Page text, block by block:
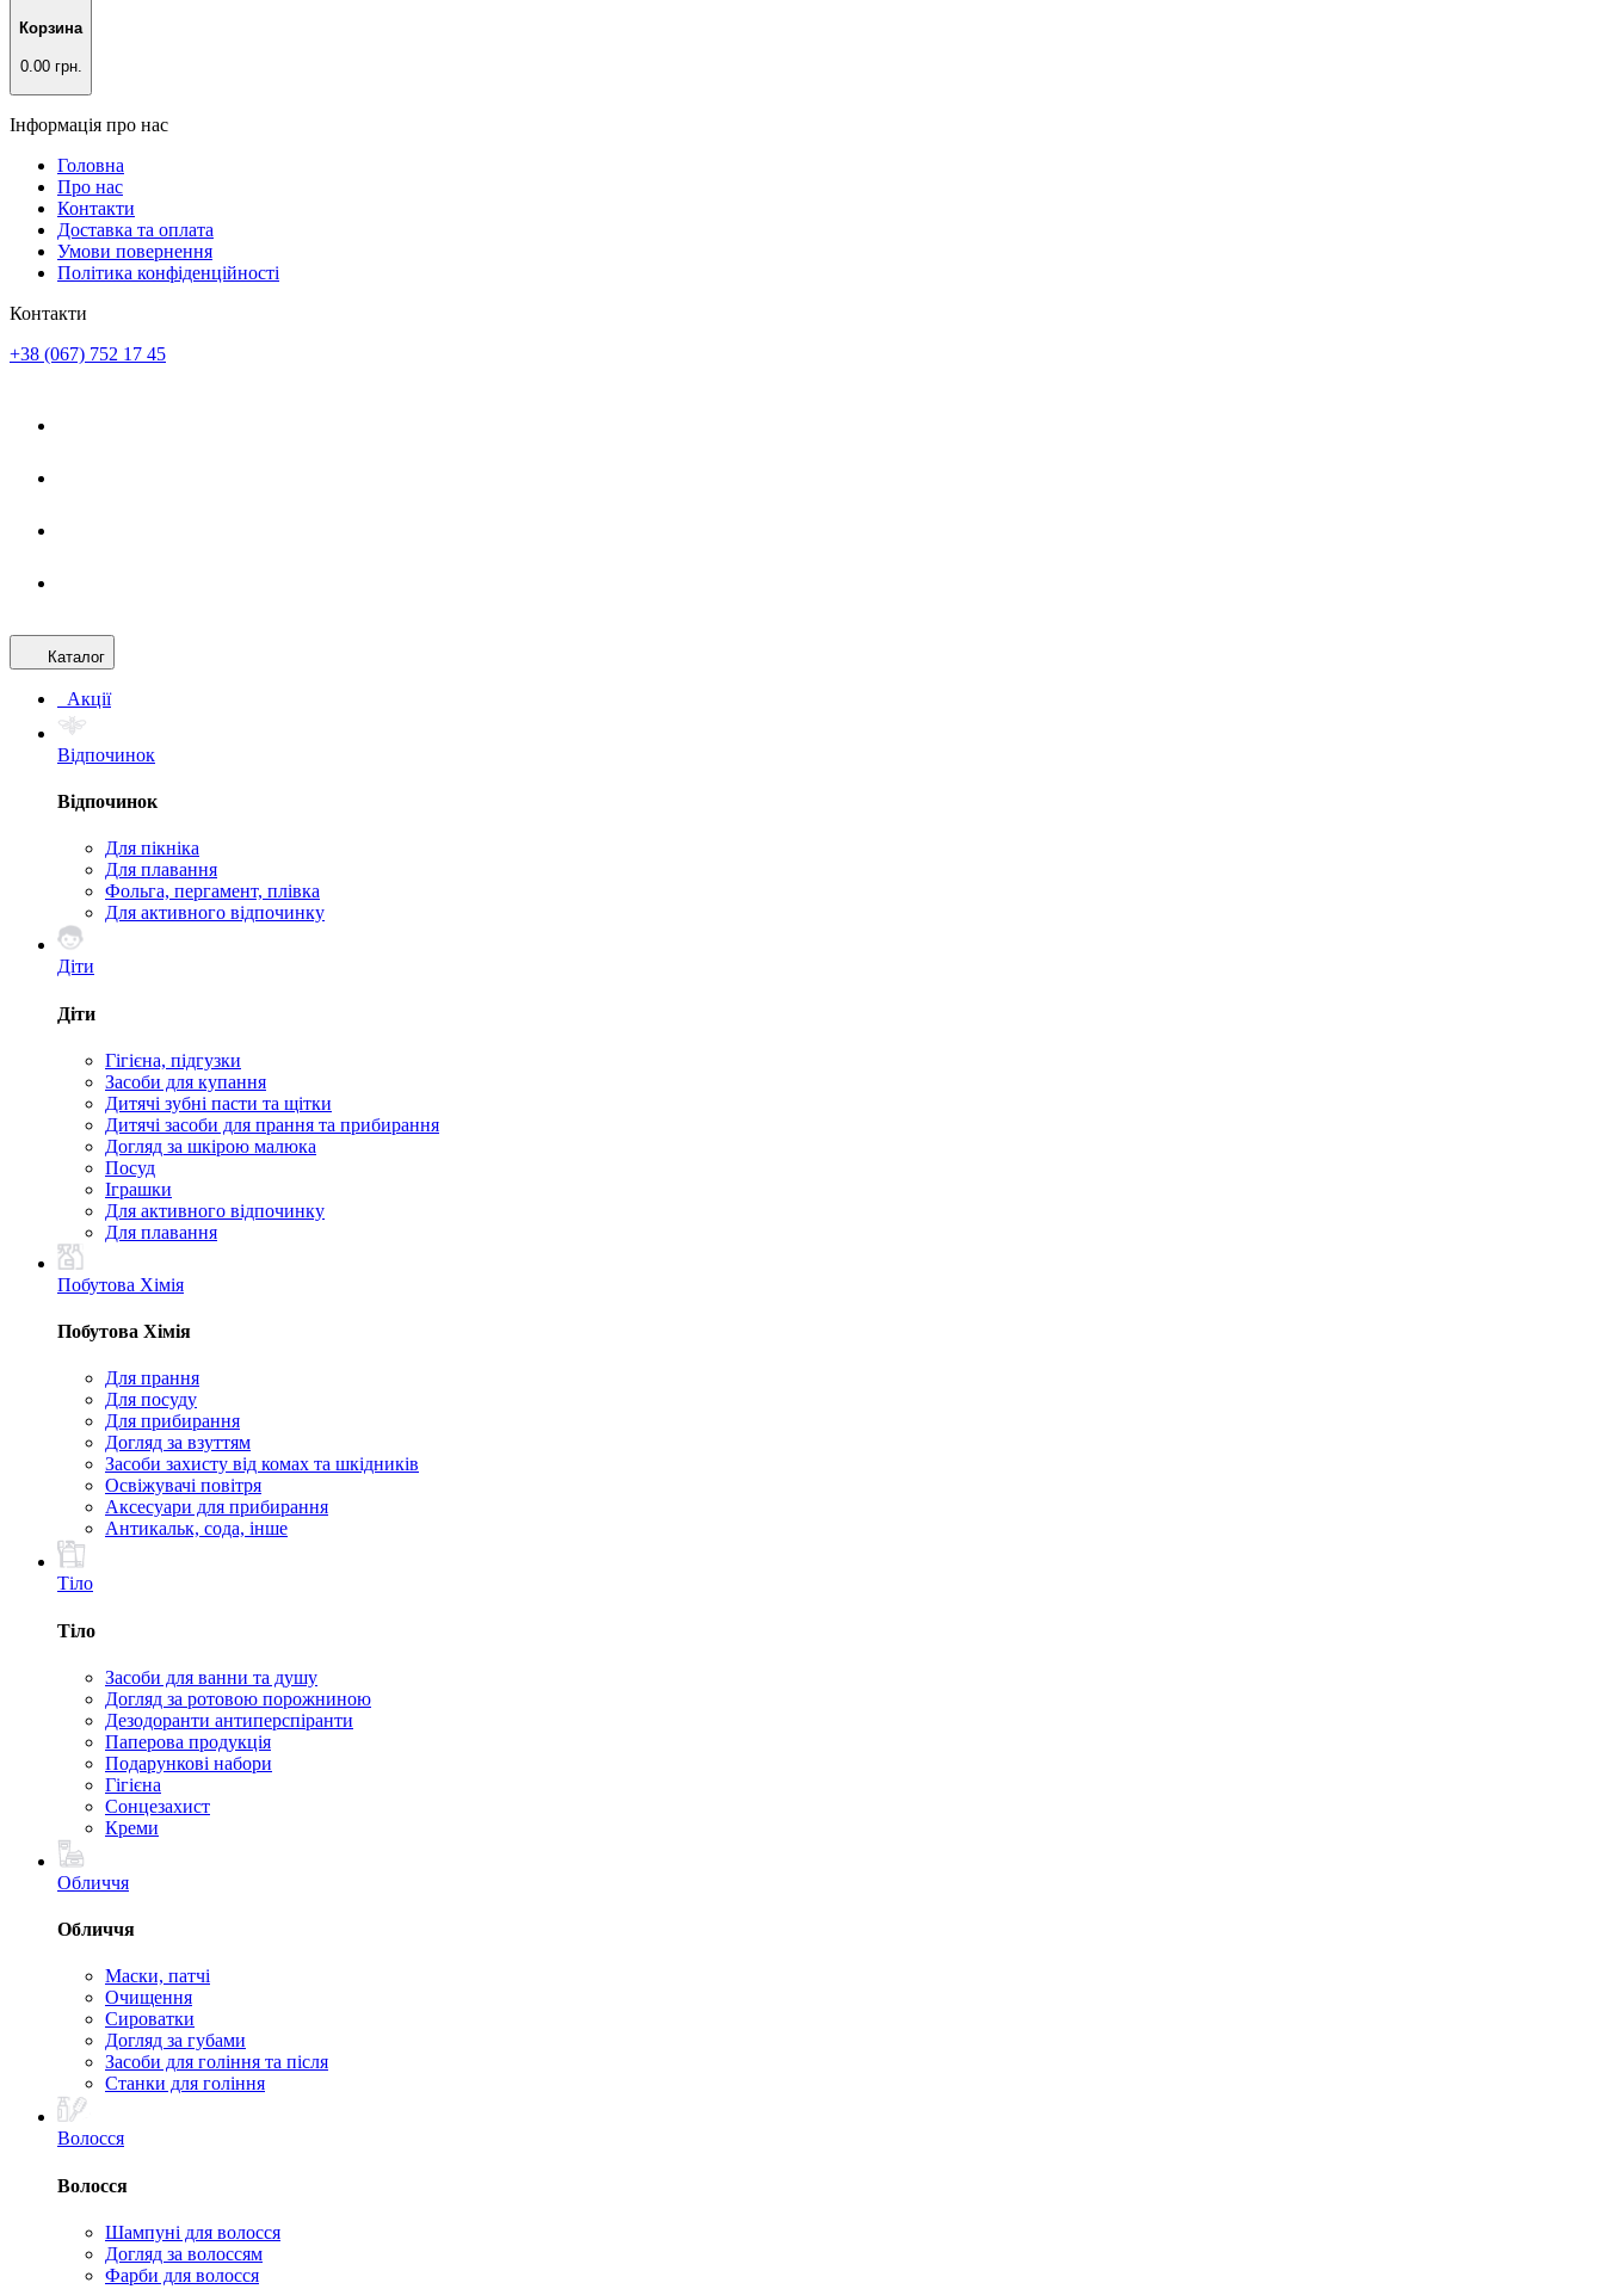
Корзина
0.00 грн.
Інформація про нас
Головна
Про нас
Контакти
Доставка та оплата
Умови повернення
Політика конфіденційності
Контакти
+38 (067) 752 17 45
Каталог
Акції
Відпочинок
Відпочинок
Для пікніка
Для плавання
Фольга, пергамент, плівка
Для активного відпочинку
Діти
Діти
Гігієна, підгузки
Засоби для купання
Дитячі зубні пасти та щітки
Дитячі засоби для прання та прибирання
Догляд за шкірою малюка
Посуд
Іграшки
Для активного відпочинку
Для плавання
Побутова Хімія
Побутова Хімія
Для прання
Для посуду
Для прибирання
Догляд за взуттям
Засоби захисту від комах та шкідників
Освіжувачі повітря
Аксесуари для прибирання
Антикальк, сода, інше
Тіло
Тіло
Засоби для ванни та душу
Догляд за ротовою порожниною
Дезодоранти антиперспіранти
Паперова продукція
Подарункові набори
Гігієна
Сонцезахист
Креми
Обличчя
Обличчя
Маски, патчі
Очищення
Сироватки
Догляд за губами
Засоби для гоління та після
Станки для гоління
Волосся
Волосся
Шампуні для волосся
Догляд за волоссям
Фарби для волосся